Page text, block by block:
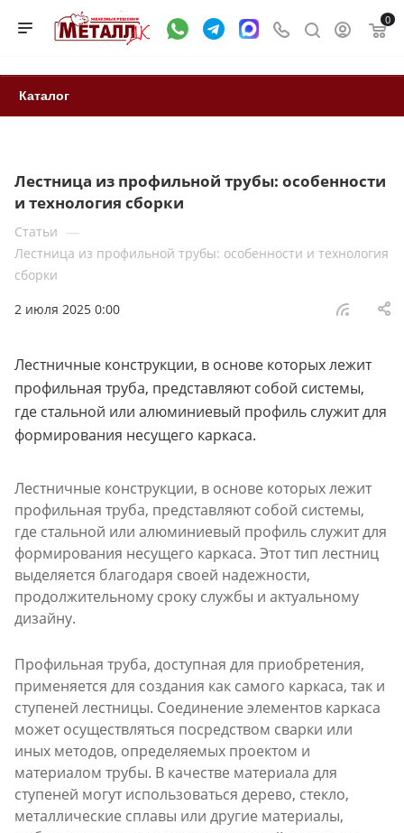
0
Каталог
Лестница из профильной трубы: особенности
и технология сборки
Статьи —
Лестница из профильной трубы: особенности и технология
сборки
2 июля 2025 0:00
Лестничные конструкции, в основе которых лежит
профильная труба, представляют собой системы,
где стальной или алюминиевый профиль служит для
формирования несущего каркаса.
Лестничные конструкции, в основе которых лежит
профильная труба, представляют собой системы,
где стальной или алюминиевый профиль служит для
формирования несущего каркаса. Этот тип лестниц
выделяется благодаря своей надежности,
продолжительному сроку службы и актуальному
дизайну.
Профильная труба, доступная для приобретения,
применяется для создания как самого каркаса, так и
ступеней лестницы. Соединение элементов каркаса
может осуществляться посредством сварки или
иных методов, определяемых проектом и
материалом трубы. В качестве материала для
ступеней могут использоваться дерево, стекло,
металлические сплавы или другие материалы,